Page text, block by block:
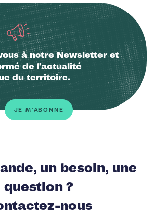
à notre Newsletter et
de l'actualité
du territoire.
JE M'ABONNE
un besoin, une
question ?
nous